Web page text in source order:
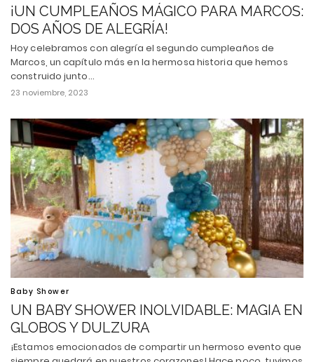
¡UN CUMPLEAÑOS MÁGICO PARA MARCOS:
DOS AÑOS DE ALEGRÍA!
Hoy celebramos con alegría el segundo cumpleaños de
Marcos, un capítulo más en la hermosa historia que hemos
construido junto…
23 noviembre, 2023
Baby Shower
UN BABY SHOWER INOLVIDABLE: MAGIA EN
GLOBOS Y DULZURA
¡Estamos emocionados de compartir un hermoso evento que